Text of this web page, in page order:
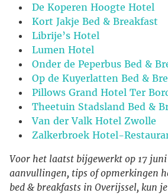
De Koperen Hoogte Hotel
Kort Jakje Bed & Breakfast
Librije’s Hotel
Lumen Hotel
Onder de Peperbus Bed &
Op de Kuyerlatten Bed &
Pillows Grand Hotel Ter
Theetuin Stadsland Bed &
Van der Valk Hotel Zwolle
Zalkerbroek Hotel-
Voor het laatst bijgewerkt op 17
aanvullingen, tips of opmerkingen
bed & breakfasts in Overijssel, kun